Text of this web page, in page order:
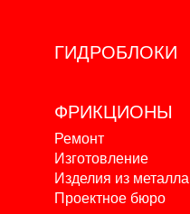
ГИДРОБЛОКИ
ФРИКЦИОНЫ
Ремонт
Изготовление
Изделия из металла
Проектное бюро